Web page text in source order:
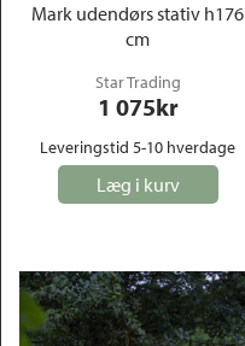
Mark udendørs stativ h176
cm
Star Trading
1 075kr
Leveringstid 5-10 hverdage
Læg i kurv